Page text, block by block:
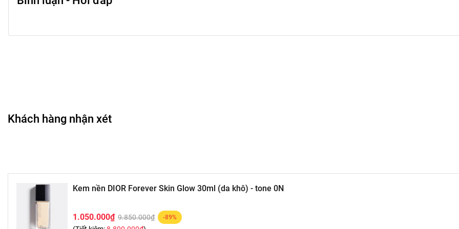
Lấy một lượng nhỏ và tán đều bằng mút hoặc cọ.
Da thường, hỗn hợp hoặc da thiên khô.
🌟 Ưu điểm nổi bật
Bề mặt da sáng và mịn.
Dễ tán, lên da tự nhiên.
Khách hàng nhận xét
Kem nền DIOR Forever Skin Glow 30ml (da khô) - tone 0N
1.050.000₫ 9.850.000₫ -89%